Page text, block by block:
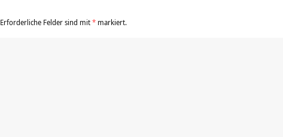
Erforderliche Felder sind mit* markiert.